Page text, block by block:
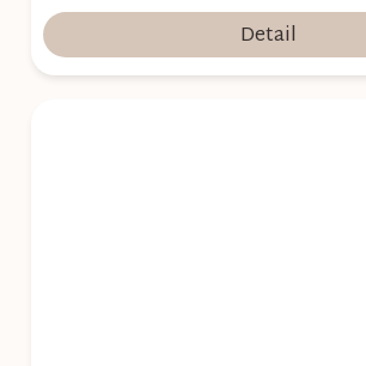
Detail